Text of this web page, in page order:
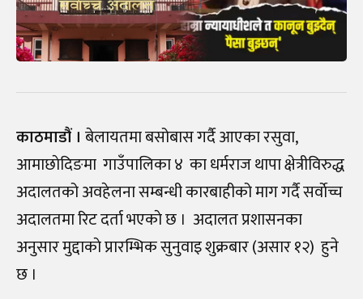
काठमाडौं । बेलायतमा बसोबास गर्दै आएका रसुवा,
आमाछाेदिङमा गाउँपालिका ४ का धर्मराज थापा क्षेत्रीविरुद्ध
अदालतको अवहेलना सम्बन्धी कारबाहीको माग गर्दै सर्वाेच्च
अदालतमा रिट दर्ता भएकाे छ । अदालत प्रशासनका
अनुसार मुद्दाकाे प्रारम्भिक सुनुवाइ शुक्रबार (असार १२) हुने
छ ।